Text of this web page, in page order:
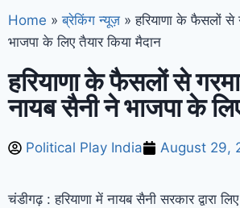
Home » ब्रेकिंग न्यूज़ » हरियाणा के फैसलों से
भाजपा के लिए तैयार किया मैदान
हरियाणा के फैसलों से
नायब सैनी ने भाजपा के
Political Play India August 29,
चंडीगढ़ : हरियाणा में नायब सैनी सरकार द्वारा